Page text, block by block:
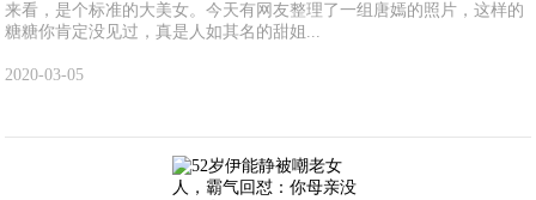
来看，是个标准的大美女。今天有网友整理了一组唐嫣的照片，这样的
糖糖你肯定没见过，真是人如其名的甜姐...
2020-03-05